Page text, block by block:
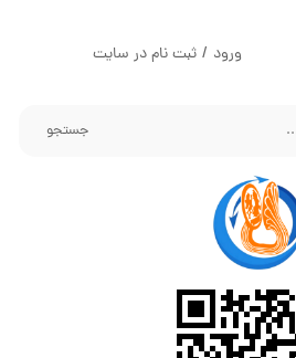
جستجو
ورود / ثبت نام در سایت